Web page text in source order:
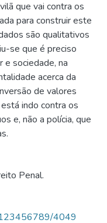
que vai contra os
para construir este
são qualitativos
se que é preciso
e sociedade, na
acerca da
de valores
indo contra os
e, não a polícia, que
Penal.
123456789/4049